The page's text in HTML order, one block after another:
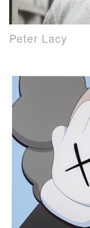
Peter Lacy